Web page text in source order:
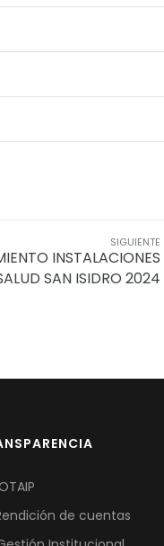
SIGUIENTE
INSTALACIONES
SAN ISIDRO 2024
de cuentas